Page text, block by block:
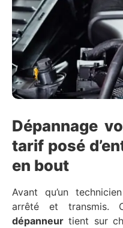
Dépannage
tarif posé
en bout
Avant qu’un
arrêté et transmis.
dépanneur tient sur